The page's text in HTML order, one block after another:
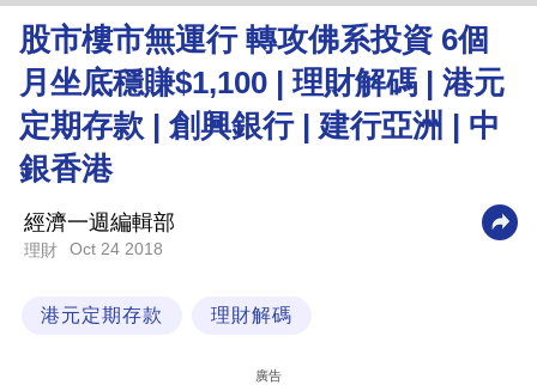
理
財
商
職
生
股市樓市無運行 轉攻佛系投資 6個
月坐底穩賺$1,100 | 理財解碼 | 港元
定期存款 | 創興銀行 | 建行亞洲 | 中
銀香港
經濟一週編輯部
理財 Oct 24 2018
港元定期存款 理財解碼
廣告